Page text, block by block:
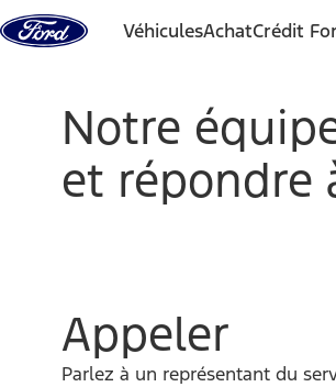
Aller au contenu
VéhiculesAchatCrédit
Notre
et répondre
Appeler
Parlez à un représentant du